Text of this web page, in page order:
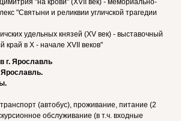
"на крови" (XVII век) - мемориально-
"Святыни и реликвии угличской трагедии
удельных князей (XV век) - выставочный
край в X - начале XVII веков"
г. Ярославль
Ярославль.
транспорт (автобус), проживание, питание (2
обслуживание (в т.ч. входные